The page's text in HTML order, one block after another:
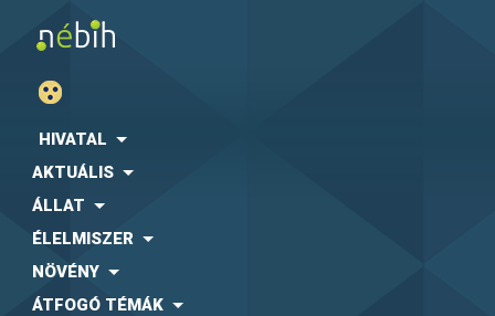
HIVATAL
AKTUÁLIS
ÁLLAT
ÉLELMISZER
NÖVÉNY
ÁTFOGÓ TÉMÁK